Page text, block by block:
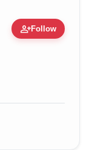
person_addFollow
Figure